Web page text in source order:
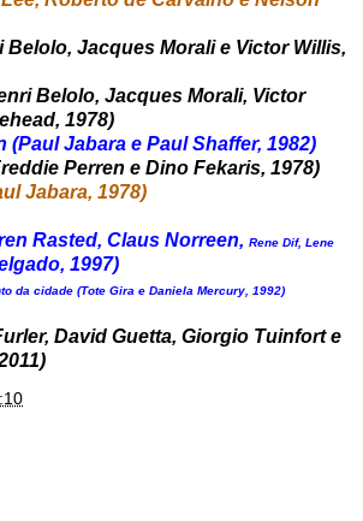
Belolo, Jacques Morali e Victor Willis,
Belolo, Jacques Morali, Victor
1978)
(Paul Jabara e Paul Shaffer, 1982)
Perren e Dino Fekaris, 1978)
Jabara, 1978)
Rasted, Claus Norreen, Rene Dif, Lene
1997)
da cidade (Tote Gira e Daniela Mercury, 1992)
David Guetta, Giorgio Tuinfort e